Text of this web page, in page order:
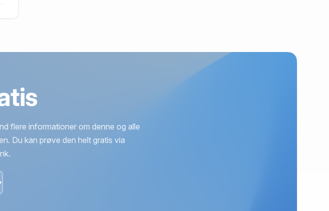
flere informationer om denne og alle
Du kan prøve den helt gratis via